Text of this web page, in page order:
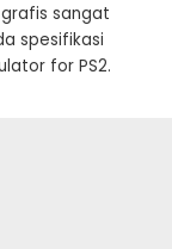
sangat
spesifikasi
for PS2.